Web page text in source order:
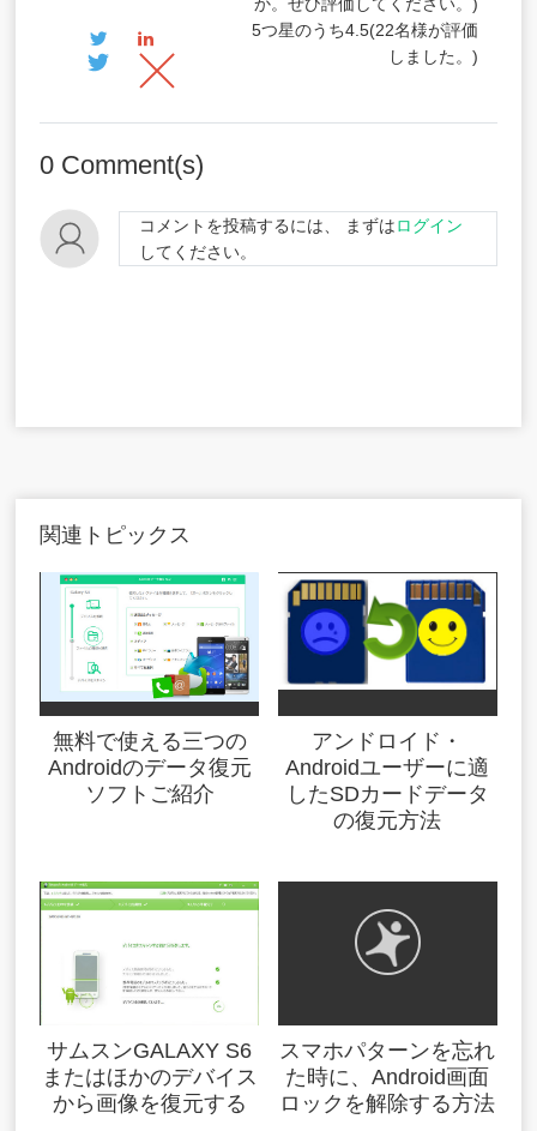
5つ星のうち4.5(22名様が評価
しました。)
0 Comment(s)
コメントを投稿するには、 まずはログイン
してください。
関連トピックス
無料で使える三つの
Androidのデータ復元
ソフトご紹介
アンドロイド・
Androidユーザーに適
したSDカードデータ
の復元方法
サムスンGALAXY S6
またはほかのデバイス
から画像を復元する
スマホパターンを忘れ
た時に、Android画面
ロックを解除する方法